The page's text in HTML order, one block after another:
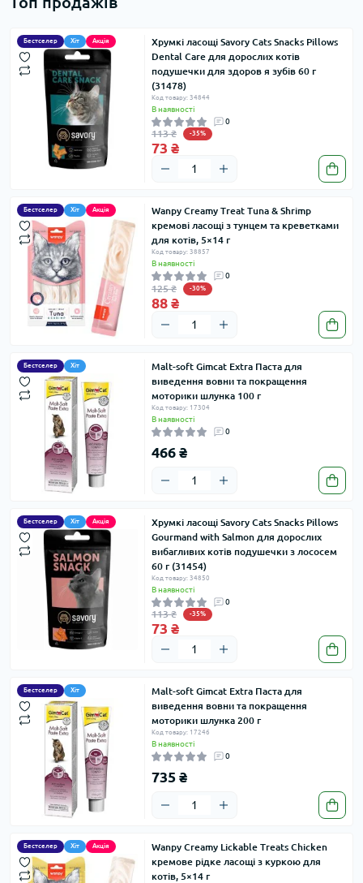
Бестселер Хіт Акція
Хрумкі ласощі Savory Cats Snacks Pillows
Dental Care для дорослих котів
подушечки для здоров я зубів 60 г
(31478)
Код товару: 34844
В наявності
0
113 ₴ -35%
73 ₴
Бестселер Хіт Акція
Wanpy Creamy Treat Tuna & Shrimp
кремові ласощі з тунцем та креветками
для котів, 5×14 г
Код товару: 38857
В наявності
0
125 ₴ -30%
88 ₴
Бестселер Хіт
Malt-soft Gimcat Extra Паста для
виведення вовни та покращення
моторики шлунка 100 г
Код товару: 17304
В наявності
0
466 ₴
Бестселер Хіт Акція
Хрумкі ласощі Savory Cats Snacks Pillows
Gourmand with Salmon для дорослих
вибагливих котів подушечки з лососем
60 г (31454)
Код товару: 34850
В наявності
0
113 ₴ -35%
73 ₴
Бестселер Хіт
Malt-soft Gimcat Extra Паста для
виведення вовни та покращення
моторики шлунка 200 г
Код товару: 17246
В наявності
0
735 ₴
Бестселер Хіт Акція
Wanpy Creamy Lickable Treats Chicken
кремове рідке ласощі з куркою для
котів, 5×14 г